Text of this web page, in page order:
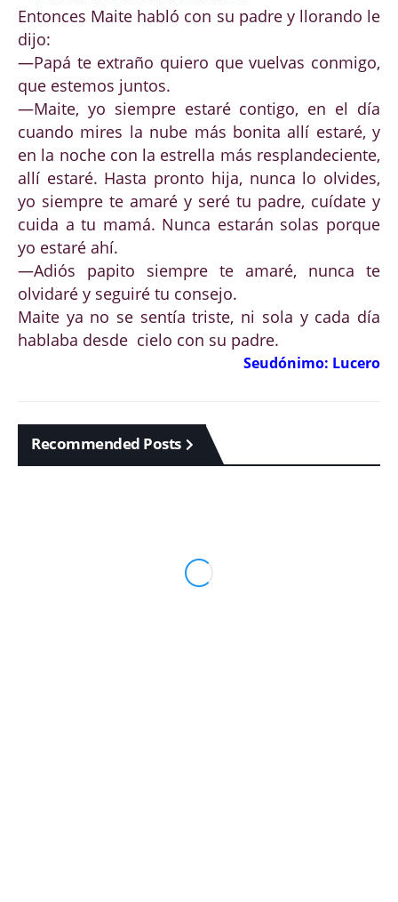
Entonces Maite habló con su padre y llorando le
dijo:
—Papá te extraño quiero que vuelvas conmigo,
que estemos juntos.
—Maite, yo siempre estaré contigo, en el día
cuando mires la nube más bonita allí estaré, y
en la noche con la estrella más resplandeciente,
allí estaré. Hasta pronto hija, nunca lo olvides,
yo siempre te amaré y seré tu padre, cuídate y
cuida a tu mamá. Nunca estarán solas porque
yo estaré ahí.
—Adiós papito siempre te amaré, nunca te
olvidaré y seguiré tu consejo.
Maite ya no se sentía triste, ni sola y cada día
hablaba desde cielo con su padre.
Seudónimo: Lucero
Recommended Posts